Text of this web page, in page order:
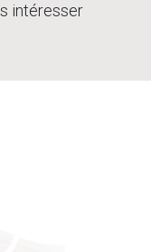
intéresser